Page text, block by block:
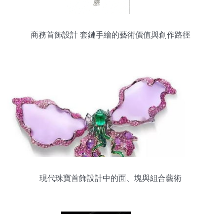
商務首飾設計 套鏈手繪的藝術價值與創作路徑
現代珠寶首飾設計中的面、塊與組合藝術